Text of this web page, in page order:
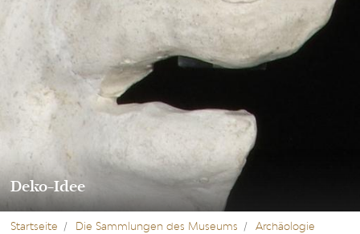
Deko-Idee
Startseite Die Sammlungen des Museums
Archäologie